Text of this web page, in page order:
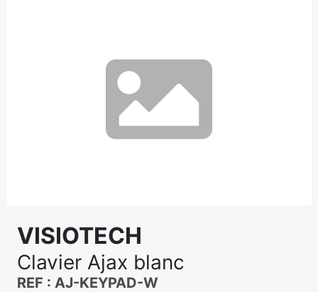
VISIOTECH
Clavier Ajax blanc
REF : AJ-KEYPAD-W